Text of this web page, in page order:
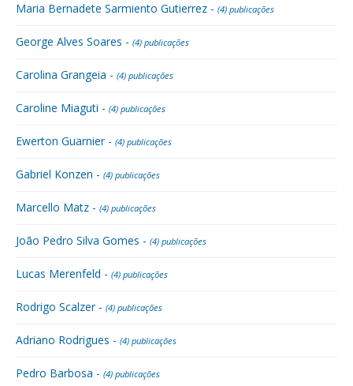
Maria Bernadete Sarmiento Gutierrez - (4) publicações
George Alves Soares - (4) publicações
Carolina Grangeia - (4) publicações
Caroline Miaguti - (4) publicações
Ewerton Guarnier - (4) publicações
Gabriel Konzen - (4) publicações
Marcello Matz - (4) publicações
João Pedro Silva Gomes - (4) publicações
Lucas Merenfeld - (4) publicações
Rodrigo Scalzer - (4) publicações
Adriano Rodrigues - (4) publicações
Pedro Barbosa - (4) publicações